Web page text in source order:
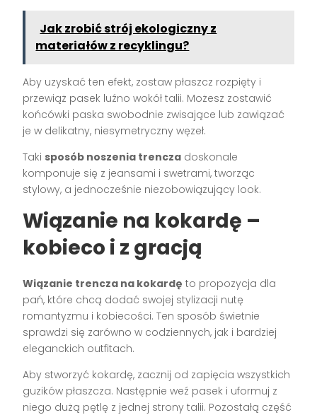
Jak zrobić strój ekologiczny z
materiałów z recyklingu?
Aby uzyskać ten efekt, zostaw płaszcz rozpięty i
przewiąż pasek luźno wokół talii. Możesz zostawić
końcówki paska swobodnie zwisające lub zawiązać
je w delikatny, niesymetryczny węzeł.
Taki sposób noszenia trencza doskonale
komponuje się z jeansami i swetrami, tworząc
stylowy, a jednocześnie niezobowiązujący look.
Wiązanie na kokardę –
kobieco i z gracją
Wiązanie trencza na kokardę to propozycja dla
pań, które chcą dodać swojej stylizacji nutę
romantyzmu i kobiecości. Ten sposób świetnie
sprawdzi się zarówno w codziennych, jak i bardziej
eleganckich outfitach.
Aby stworzyć kokardę, zacznij od zapięcia wszystkich
guzików płaszcza. Następnie weź pasek i uformuj z
niego dużą pętlę z jednej strony talii. Pozostałą część